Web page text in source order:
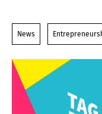
News